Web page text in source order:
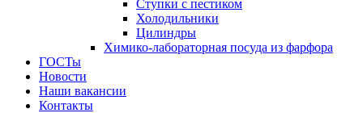
Ступки с пестиком
Холодильники
Цилиндры
Химико-лабораторная посуда из фарфора
ГОСТы
Новости
Наши вакансии
Контакты